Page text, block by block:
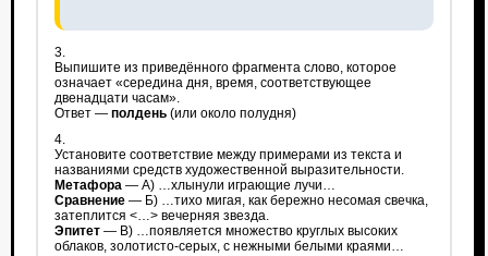
3.
Выпишите из приведённого фрагмента слово, которое
означает «середина дня, время, соответствующее
двенадцати часам».
Ответ — полдень(или около полудня)
4.
Установите соответствие между примерами из текста и
названиями средств художественной выразительности.
Метафора— А) …хлынули играющие лучи…
Сравнение— Б) …тихо мигая, как бережно несомая свечка,
затеплится <…> вечерняя звезда.
Эпитет— В) …появляется множество круглых высоких
облаков, золотисто-серых, с нежными белыми краями…